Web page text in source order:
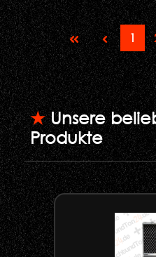
1
★Unsere
Produkte